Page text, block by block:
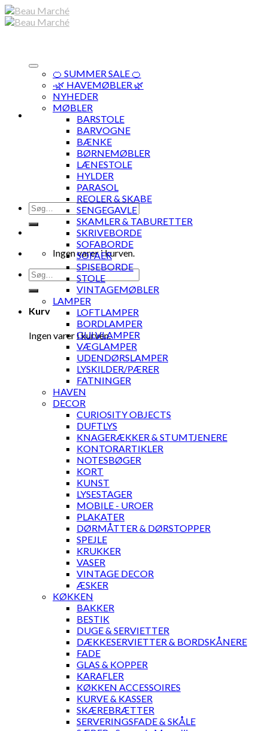
Skip
to
Søg
efter:
Ingen varer i kurven.
Søg
efter:
Kurv
Ingen varer i kurven.
🍊 SUMMER SALE 🍊
·🌿 HAVEMØBLER 🌿
NYHEDER
MØBLER
BARSTOLE
BARVOGNE
BÆNKE
BØRNEMØBLER
LÆNESTOLE
HYLDER
PARASOL
REOLER & SKABE
SENGEGAVLE
SKAMLER & TABURETTER
SKRIVEBORDE
SOFABORDE
SOFAER
SPISEBORDE
STOLE
VINTAGEMØBLER
LAMPER
LOFTLAMPER
BORDLAMPER
GULVLAMPER
VÆGLAMPER
UDENDØRSLAMPER
LYSKILDER/PÆRER
FATNINGER
HAVEN
DECOR
CURIOSITY OBJECTS
DUFTLYS
KNAGERÆKKER & STUMTJENERE
KONTORARTIKLER
NOTESBØGER
KORT
KUNST
LYSESTAGER
MOBILE - UROER
PLAKATER
DØRMÅTTER & DØRSTOPPER
SPEJLE
KRUKKER
VASER
VINTAGE DECOR
ÆSKER
KØKKEN
BAKKER
BESTIK
DUGE & SERVIETTER
DÆKKESERVIETTER & BORDSKÅNERE
FADE
GLAS & KOPPER
KARAFLER
KØKKEN ACCESSOIRES
KURVE & KASSER
SKÆREBRÆTTER
SERVERINGSFADE & SKÅLE